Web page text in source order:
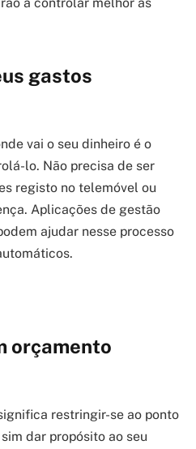
gastos
vai o seu dinheiro é o
lo. Não precisa de ser
registo no telemóvel ou
Aplicações de gestão
ajudar nesse processo
orçamento
restringir-se ao ponto
dar propósito ao seu